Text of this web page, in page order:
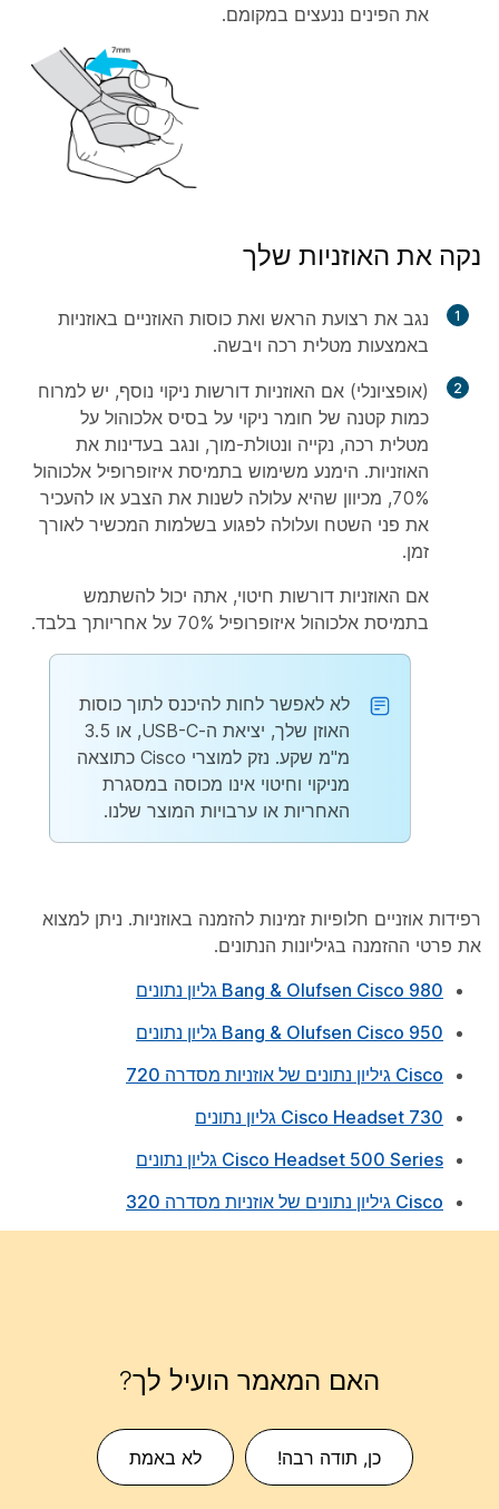
את הפינים ננעצים במקומם.
נקה את האוזניות שלך
1
נגב את רצועת הראש ואת כוסות האוזניים באוזניות
באמצעות מטלית רכה ויבשה.
2
(אופציונלי) אם האוזניות דורשות ניקוי נוסף, יש למרוח
כמות קטנה של חומר ניקוי על בסיס אלכוהול על
מטלית רכה, נקייה ונטולת-מוך, ונגב בעדינות את
האוזניות. הימנע משימוש בתמיסת איזופרופיל אלכוהול
70%, מכיוון שהיא עלולה לשנות את הצבע או להעכיר
את פני השטח ועלולה לפגוע בשלמות המכשיר לאורך
זמן.
אם האוזניות דורשות חיטוי, אתה יכול להשתמש
בתמיסת אלכוהול איזופרופיל 70% על אחריותך בלבד.
לא לאפשר לחות להיכנס לתוך כוסות
האוזן שלך, יציאת ה-USB-C, או 3.5
מ"מ שקע. נזק למוצרי Cisco כתוצאה
מניקוי וחיטוי אינו מכוסה במסגרת
האחריות או ערבויות המוצר שלנו.
רפידות אוזניים חלופיות זמינות להזמנה באוזניות. ניתן למצוא
את פרטי ההזמנה בגיליונות הנתונים.
Bang & Olufsen Cisco 980 גליון נתונים
Bang & Olufsen Cisco 950 גליון נתונים
Cisco גיליון נתונים של אוזניות מסדרה 720
Cisco Headset 730 גליון נתונים
Cisco Headset 500 Series גליון נתונים
Cisco גיליון נתונים של אוזניות מסדרה 320
האם המאמר הועיל לך?
כן, תודה רבה! לא באמת